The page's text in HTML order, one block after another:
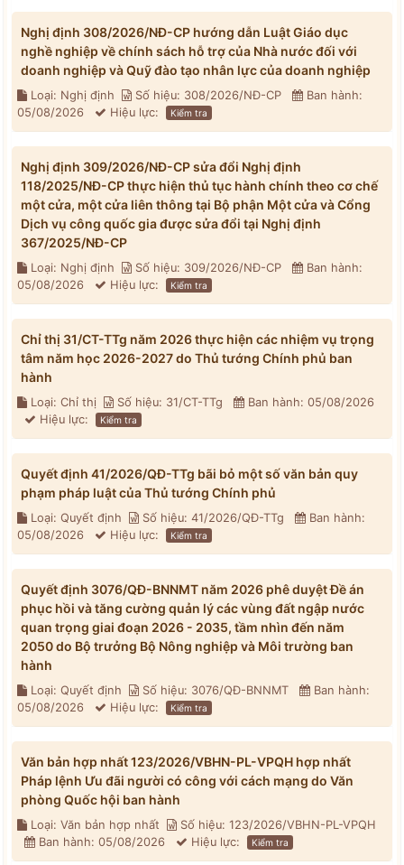
Nghị định 308/2026/NĐ-CP hướng dẫn Luật Giáo dục
nghề nghiệp về chính sách hỗ trợ của Nhà nước đối với
doanh nghiệp và Quỹ đào tạo nhân lực của doanh nghiệp
Loại: Nghị định Số hiệu: 308/2026/NĐ-CP
Ban hành:
05/08/2026
Hiệu lực: Kiểm tra
Nghị định 309/2026/NĐ-CP sửa đổi Nghị định
118/2025/NĐ-CP thực hiện thủ tục hành chính theo cơ chế
một cửa, một cửa liên thông tại Bộ phận Một cửa và Cổng
Dịch vụ công quốc gia được sửa đổi tại Nghị định
367/2025/NĐ-CP
Loại: Nghị định Số hiệu: 309/2026/NĐ-CP
Ban hành:
05/08/2026
Hiệu lực: Kiểm tra
Chỉ thị 31/CT-TTg năm 2026 thực hiện các nhiệm vụ trọng
tâm năm học 2026-2027 do Thủ tướng Chính phủ ban
hành
Loại: Chỉ thị Số hiệu: 31/CT-TTg
Ban hành: 05/08/2026
Hiệu lực:
Kiểm tra
Quyết định 41/2026/QĐ-TTg bãi bỏ một số văn bản quy
phạm pháp luật của Thủ tướng Chính phủ
Loại: Quyết định Số hiệu: 41/2026/QĐ-TTg
Ban hành:
05/08/2026
Hiệu lực: Kiểm tra
Quyết định 3076/QĐ-BNNMT năm 2026 phê duyệt Đề án
phục hồi và tăng cường quản lý các vùng đất ngập nước
quan trọng giai đoạn 2026 - 2035, tầm nhìn đến năm
2050 do Bộ trưởng Bộ Nông nghiệp và Môi trường ban
hành
Loại: Quyết định Số hiệu: 3076/QĐ-BNNMT
Ban hành:
05/08/2026
Hiệu lực: Kiểm tra
Văn bản hợp nhất 123/2026/VBHN-PL-VPQH hợp nhất
Pháp lệnh Ưu đãi người có công với cách mạng do Văn
phòng Quốc hội ban hành
Loại: Văn bản hợp nhất
Số hiệu: 123/2026/VBHN-PL-VPQH
Ban hành: 05/08/2026
Hiệu lực: Kiểm tra